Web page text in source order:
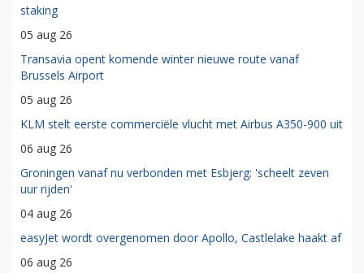
staking
05 aug 26
Transavia opent komende winter nieuwe route vanaf
Brussels Airport
05 aug 26
KLM stelt eerste commerciële vlucht met Airbus A350-900 uit
06 aug 26
Groningen vanaf nu verbonden met Esbjerg: 'scheelt zeven
uur rijden'
04 aug 26
easyJet wordt overgenomen door Apollo, Castlelake haakt af
06 aug 26